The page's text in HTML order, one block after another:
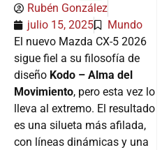
Rubén González
julio 15, 2025
Mundo
El nuevo Mazda CX-5 2026
sigue fiel a su filosofía de
diseño Kodo – Alma del
Movimiento, pero esta vez lo
lleva al extremo. El resultado
es una silueta más afilada,
con líneas dinámicas y una